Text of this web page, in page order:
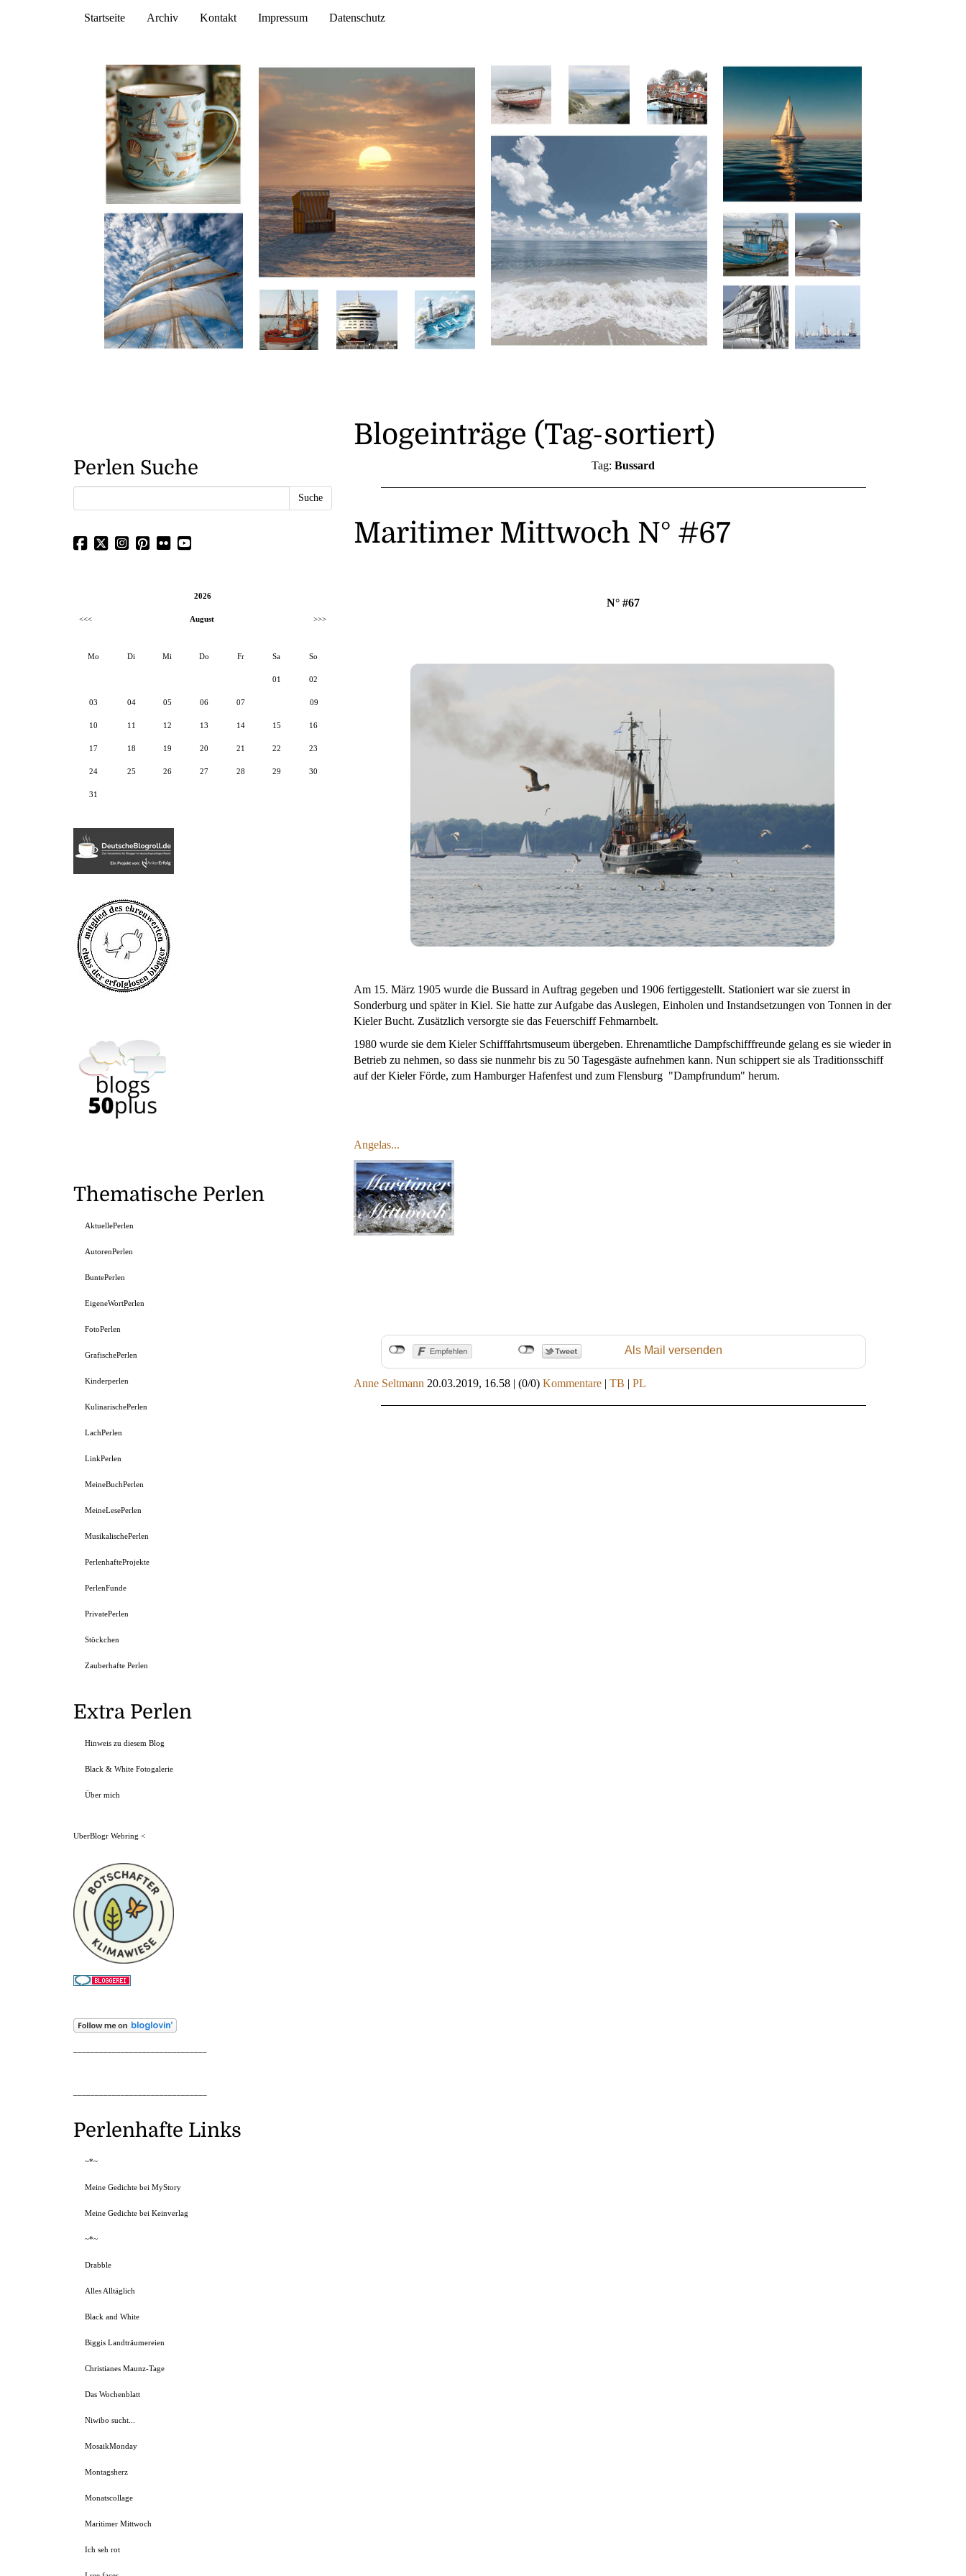
Startseite Archiv Kontakt Impressum Datenschutz
Blogeinträge (Tag-sortiert)
Tag: Bussard
Maritimer Mittwoch N° #67
N° #67
Am 15. März 1905 wurde die Bussard in Auftrag gegeben und 1906 fertiggestellt. Stationiert war sie zuerst in
Sonderburg und später in Kiel. Sie hatte zur Aufgabe das Auslegen, Einholen und Instandsetzungen von Tonnen in der
Kieler Bucht. Zusätzlich versorgte sie das Feuerschiff Fehmarnbelt.
1980 wurde sie dem Kieler Schifffahrtsmuseum übergeben. Ehrenamtliche Dampfschifffreunde gelang es sie wieder in
Betrieb zu nehmen, so dass sie nunmehr bis zu 50 Tagesgäste aufnehmen kann. Nun schippert sie als Traditionsschiff
auf der Kieler Förde, zum Hamburger Hafenfest und zum Flensburg "Dampfrundum" herum.
Angelas...
Als Mail versenden
Anne Seltmann 20.03.2019, 16.58 | (0/0) Kommentare | TB | PL
Perlen Suche
2026
<<< August >>>
Mo Di Mi Do Fr Sa So
01 02
03 04 05 06 07 09
10 11 12 13 14 15 16
17 18 19 20 21 22 23
24 25 26 27 28 29 30
31
Thematische Perlen
AktuellePerlen
AutorenPerlen
BuntePerlen
EigeneWortPerlen
FotoPerlen
GrafischePerlen
Kinderperlen
KulinarischePerlen
LachPerlen
LinkPerlen
MeineBuchPerlen
MeineLesePerlen
MusikalischePerlen
PerlenhafteProjekte
PerlenFunde
PrivatePerlen
Stöckchen
Zauberhafte Perlen
Extra Perlen
Hinweis zu diesem Blog
Black & White Fotogalerie
Über mich
UberBlogr Webring <
Perlenhafte Links
~*~
Meine Gedichte bei MyStory
Meine Gedichte bei Keinverlag
~*~
Drabble
Alles Alltäglich
Black and White
Biggis Landträumereien
Christianes Maunz-Tage
Das Wochenblatt
Niwibo sucht...
MosaikMonday
Montagsherz
Monatscollage
Maritimer Mittwoch
Ich seh rot